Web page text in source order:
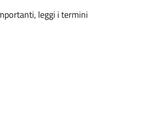
leggi i termini